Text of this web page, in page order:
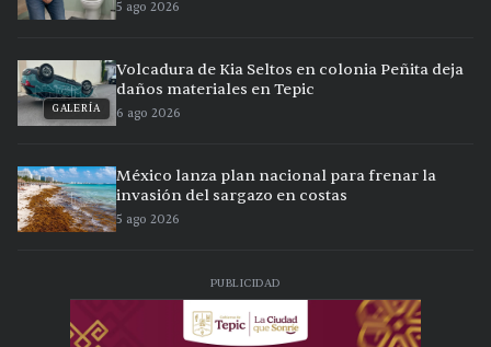
5 ago 2026
GALERÍA
Volcadura de Kia Seltos en colonia Peñita deja
daños materiales en Tepic
6 ago 2026
México lanza plan nacional para frenar la
invasión del sargazo en costas
5 ago 2026
PUBLICIDAD